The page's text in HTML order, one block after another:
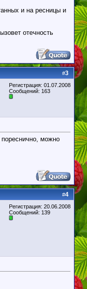
и на ресницы и
отечность
#3
Регистрация: 01.07.2008
Сообщений: 163
можно
#4
Регистрация: 20.06.2008
Сообщений: 139